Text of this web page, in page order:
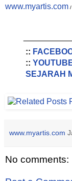
www.myartis.com
::
::
SEJARAH
www.myartis.com
No comments: